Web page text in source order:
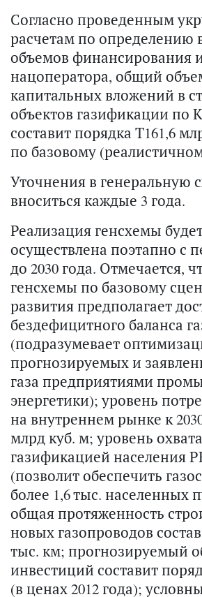
Согласно проведенным
расчетам по определению
объемов финансирования
нацоператора, общий
капитальных вложений в
объектов газификации по
составит порядка Т161,6
по базовому
Уточнения в генеральную
вноситься каждые 3 года.
Реализация генсхемы
осуществлена поэтапно с
до 2030 года. Отмечается,
генсхемы по базовому
развития предполагает
бездефицитного баланса
(подразумевает
прогнозируемых и
газа предприятиями
энергетики); уровень
на внутреннем рынке к
млрд куб. м; уровень охвата
газификацией населения
(позволит обеспечить
более 1,6 тыс. населенных
общая протяженность
новых газопроводов
тыс. км; прогнозируемый
инвестиций составит
(в ценах 2012 года);